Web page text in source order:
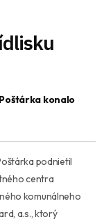
konalo
podnietil
centra
komunálneho
a.s., ktorý